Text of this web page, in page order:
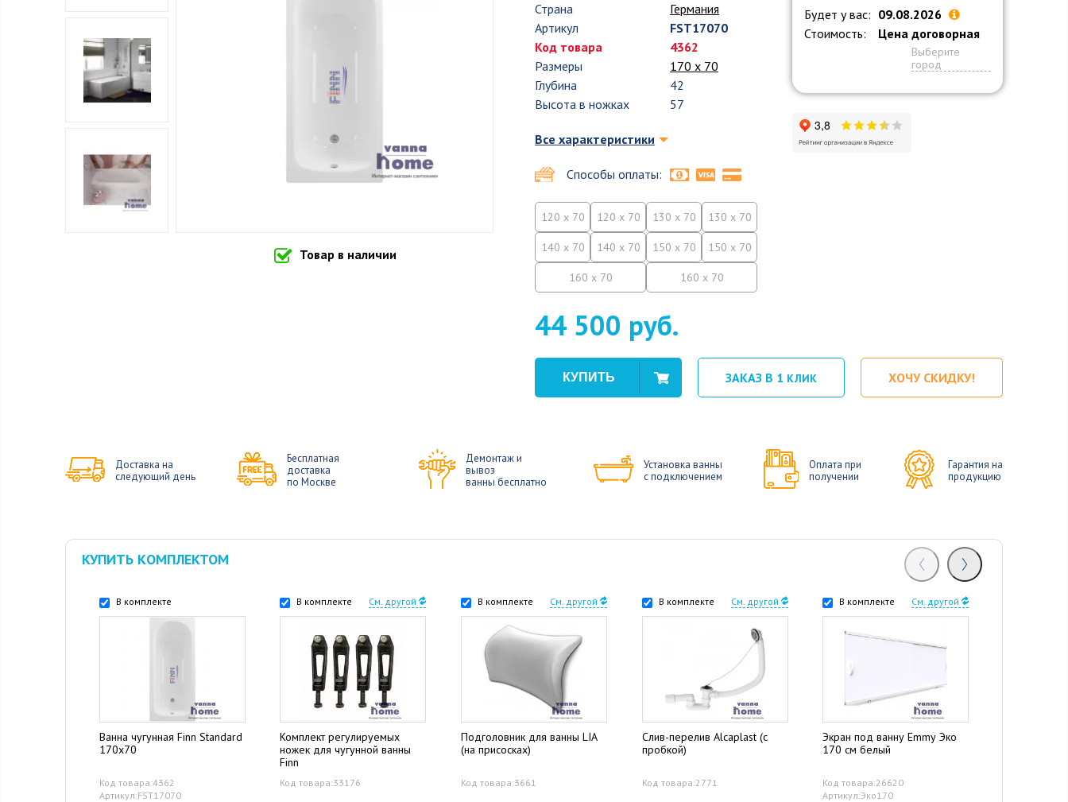
Товар в наличии
Страна
Германия
Артикул
FST17070
Код товара
4362
Размеры
170 х 70
Глубина
42
Высота в ножках
57
Все характеристики
Способы оплаты:
120 x 70 120 x 70 130 x 70 130 x 70
140 x 70 140 x 70 150 x 70 150 x 70
160 x 70 160 x 70
Будет у вас: 09.08.2026
Стоимость:
Цена договорная
Выберите
город
44 500 руб.
ЗАКАЗ В 1 КЛИК ХОЧУ СКИДКУ!
Доставка на
следующий день
Бесплатная
доставка
по Москве
Демонтаж и
вывоз
ванны бесплатно
Установка ванны
с подключением
Оплата при
получении
Гарантия на
продукцию
КУПИТЬ КОМПЛЕКТОМ
В комплекте
Ванна чугунная Finn Standard
170x70
Код товара:4362
Артикул:FST17070
В комплекте См. другой
Комплект регулируемых
ножек для чугунной ванны
Finn
Код товара:33176
В комплекте См. другой
Подголовник для ванны LIA
(на присосках)
Код товара:3661
В комплекте См. другой
Слив-перелив Alcaplast (с
пробкой)
Код товара:2771
В комплекте См. другой
Экран под ванну Emmy Эко
170 см белый
Код товара:26620
Артикул:Эко170